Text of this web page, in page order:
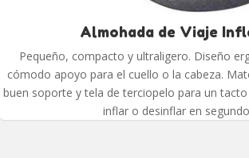
Almohada de Viaje
Pequeño, compacto y ultraligero. Diseño
cómodo apoyo para el cuello o la cabeza.
buen soporte y tela de terciopelo para un tacto
inflar o desinflar en